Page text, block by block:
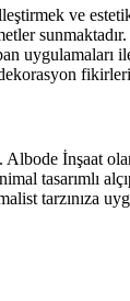
ve
İnşaat
tasarımlı
tarzınıza